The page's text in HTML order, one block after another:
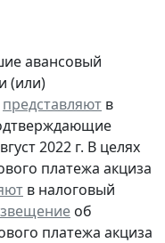
авансовый
(или)
представляют в
2022 г. В целях
платежа акциза
в налоговый
об
платежа акциза